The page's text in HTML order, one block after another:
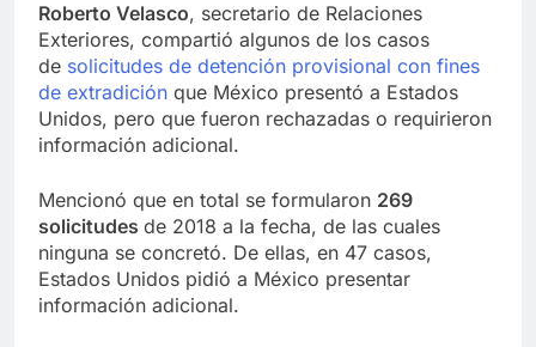
Roberto Velasco, secretario de Relaciones
Exteriores, compartió algunos de los casos
de solicitudes de detención provisional con fines
de extradición que México presentó a Estados
Unidos, pero que fueron rechazadas o requirieron
información adicional.
Mencionó que en total se formularon 269
solicitudes de 2018 a la fecha, de las cuales
ninguna se concretó. De ellas, en 47 casos,
Estados Unidos pidió a México presentar
información adicional.